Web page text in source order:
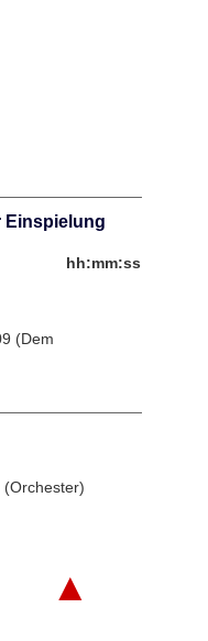
Einspielung
hh:mm:ss
(Dem
(Orchester)
▲